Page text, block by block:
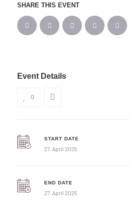
SHARE THIS EVENT
Event Details
0
START DATE
27. April 2025
END DATE
27. April 2025